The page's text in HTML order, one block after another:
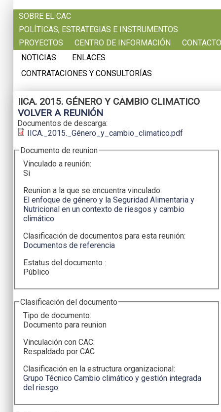
SOBRE EL CAC
POLÍTICAS, ESTRATEGIAS E INSTRUMENTOS
PROYECTOS
CENTRO DE INFORMACIÓN
CONTACTO
NOTICIAS
ENLACES
CONTRATACIONES Y CONSULTORÍAS
IICA. 2015. GÉNERO Y CAMBIO CLIMATICO
VOLVER A REUNIÓN
Documentos de descarga:
IICA._2015._Género_y_cambio_climatico.pdf
Documento de reunion
Vinculado a reunión:
Si
Reunion a la que se encuentra vinculado:
El enfoque de género y la Seguridad Alimentaria y
Nutricional en un contexto de riesgos y cambio
climático
Clasificación de documentos para esta reunión:
Documentos de referencia
Estatus del documento :
Público
Clasificación del documento
Tipo de documento:
Documento para reunion
Vinculación con CAC:
Respaldado por CAC
Clasificación en la estructura organizacional:
Grupo Técnico Cambio climático y gestión integrada
del riesgo